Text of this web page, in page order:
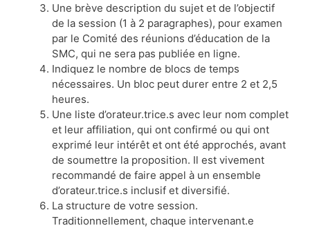
Une brève description du sujet et de l’objectif
de la session (1 à 2 paragraphes), pour examen
par le Comité des réunions d’éducation de la
SMC, qui ne sera pas publiée en ligne.
Indiquez le nombre de blocs de temps
nécessaires. Un bloc peut durer entre 2 et 2,5
heures.
Une liste d’orateur.trice.s avec leur nom complet
et leur affiliation, qui ont confirmé ou qui ont
exprimé leur intérêt et ont été approchés, avant
de soumettre la proposition. Il est vivement
recommandé de faire appel à un ensemble
d’orateur.trice.s inclusif et diversifié.
La structure de votre session.
Traditionnellement, chaque intervenant.e